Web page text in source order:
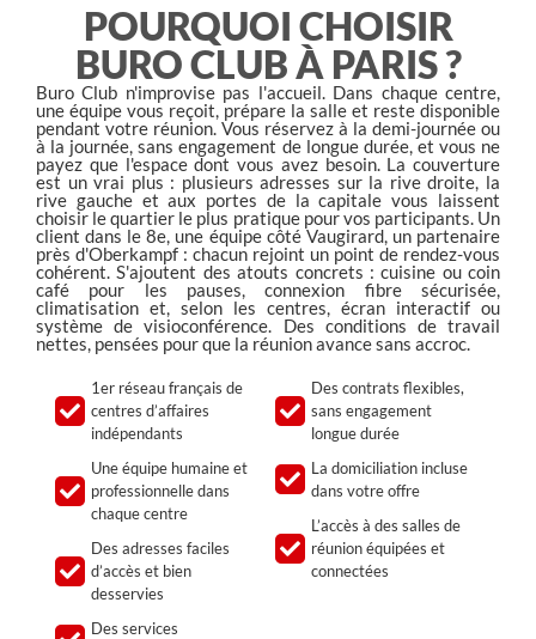
POURQUOI CHOISIR
BURO CLUB À PARIS ?
Buro Club n'improvise pas l'accueil. Dans chaque centre,
une équipe vous reçoit, prépare la salle et reste disponible
pendant votre réunion. Vous réservez à la demi-journée ou
à la journée, sans engagement de longue durée, et vous ne
payez que l'espace dont vous avez besoin. La couverture
est un vrai plus : plusieurs adresses sur la rive droite, la
rive gauche et aux portes de la capitale vous laissent
choisir le quartier le plus pratique pour vos participants. Un
client dans le 8e, une équipe côté Vaugirard, un partenaire
près d'Oberkampf : chacun rejoint un point de rendez-vous
cohérent. S'ajoutent des atouts concrets : cuisine ou coin
café pour les pauses, connexion fibre sécurisée,
climatisation et, selon les centres, écran interactif ou
système de visioconférence. Des conditions de travail
nettes, pensées pour que la réunion avance sans accroc.
1er réseau français de
centres d’affaires
indépendants
Une équipe humaine et
professionnelle dans
chaque centre
Des adresses faciles
d’accès et bien
desservies
Des services
Des contrats flexibles,
sans engagement
longue durée
La domiciliation incluse
dans votre offre
L’accès à des salles de
réunion équipées et
connectées